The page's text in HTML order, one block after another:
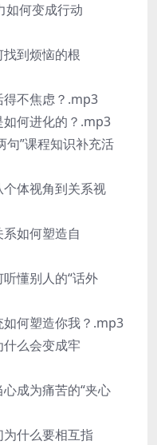
如何变成行动
到烦恼的根
得不焦虑？.mp3
何进化的？.mp3
句”课程知识补充活
体视角到关系视
如何塑造自
懂别人的“话外
何塑造你我？.mp3
么会变成牢
成为痛苦的“夹心
什么要相互指